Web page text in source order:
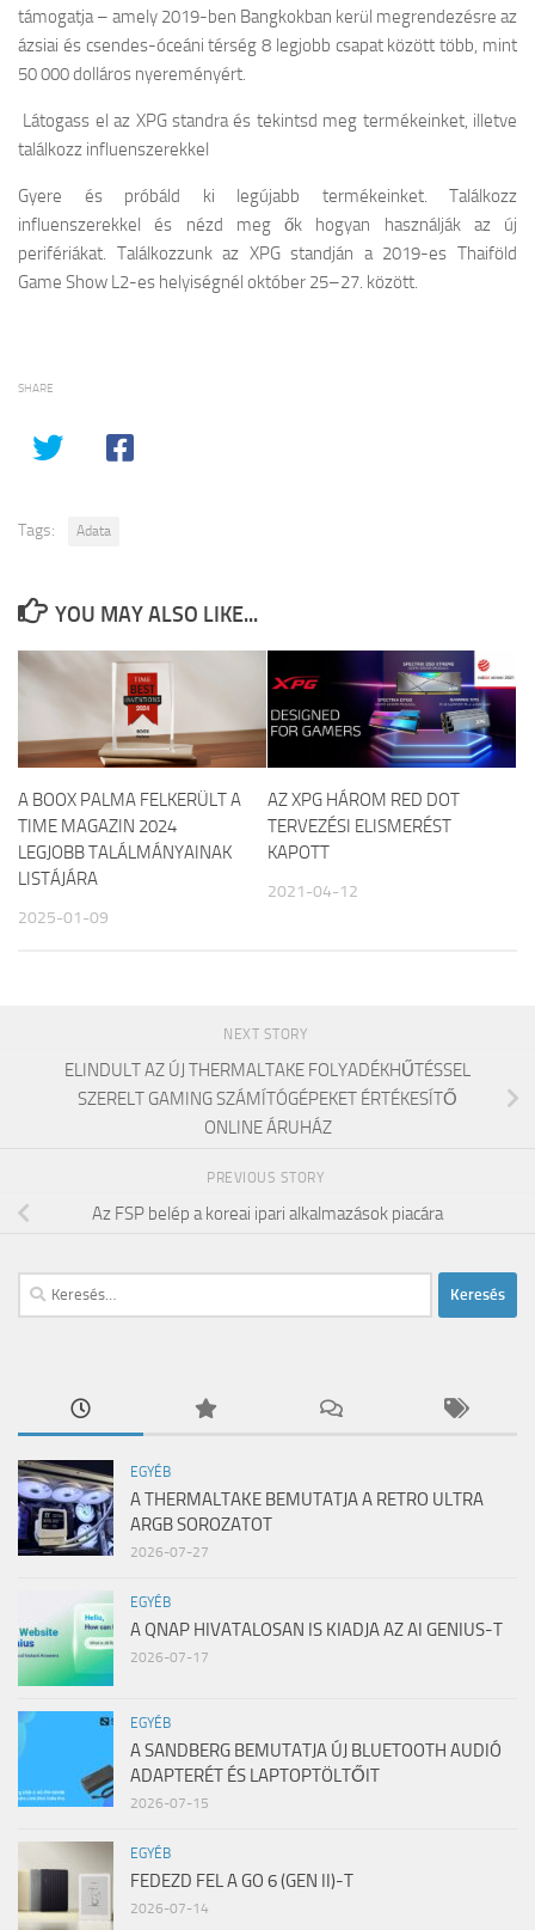
támogatja – amely 2019-ben Bangkokban kerül megrendezésre az
ázsiai és csendes-óceáni térség 8 legjobb csapat között több, mint
50 000 dolláros nyereményért.
Látogass el az XPG standra és tekintsd meg termékeinket, illetve
találkozz influenszerekkel
Gyere és próbáld ki legújabb termékeinket. Találkozz
influenszerekkel és nézd meg ők hogyan használják az új
perifériákat. Találkozzunk az XPG standján a 2019-es Thaiföld
Game Show L2-es helyiségnél október 25–27. között.
SHARE
Tags: Adata
YOU MAY ALSO LIKE...
A BOOX PALMA FELKERÜLT A
TIME MAGAZIN 2024
LEGJOBB TALÁLMÁNYAINAK
LISTÁJÁRA
2025-01-09
AZ XPG HÁROM RED DOT
TERVEZÉSI ELISMERÉST
KAPOTT
2021-04-12
NEXT STORY
ELINDULT AZ ÚJ THERMALTAKE FOLYADÉKHŰTÉSSEL
SZERELT GAMING SZÁMÍTÓGÉPEKET ÉRTÉKESÍTŐ
ONLINE ÁRUHÁZ
PREVIOUS STORY
Az FSP belép a koreai ipari alkalmazások piacára
Keresés:
EGYÉB
A THERMALTAKE BEMUTATJA A RETRO ULTRA
ARGB SOROZATOT
2026-07-27
EGYÉB
A QNAP HIVATALOSAN IS KIADJA AZ AI GENIUS-T
2026-07-17
EGYÉB
A SANDBERG BEMUTATJA ÚJ BLUETOOTH AUDIÓ
ADAPTERÉT ÉS LAPTOPTÖLTŐIT
2026-07-15
EGYÉB
FEDEZD FEL A GO 6 (GEN II)-T
2026-07-14